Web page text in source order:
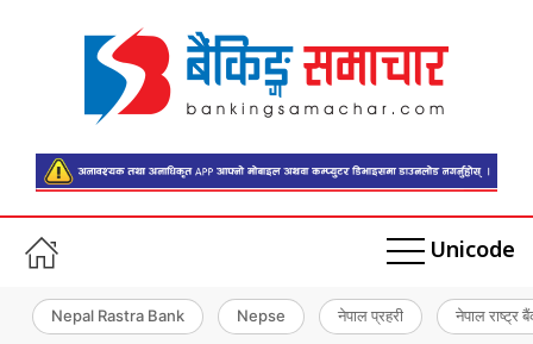
Unicode
Nepal Rastra Bank Nepse नेपाल प्रहरी नेपाल राष्ट्र